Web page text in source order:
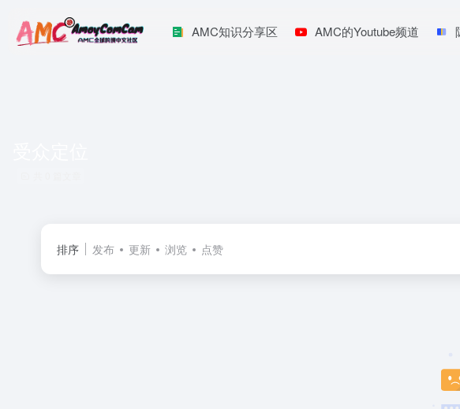
AMC知识分享区 AMC的Youtube频道
排序 发布 更新 浏览 点赞